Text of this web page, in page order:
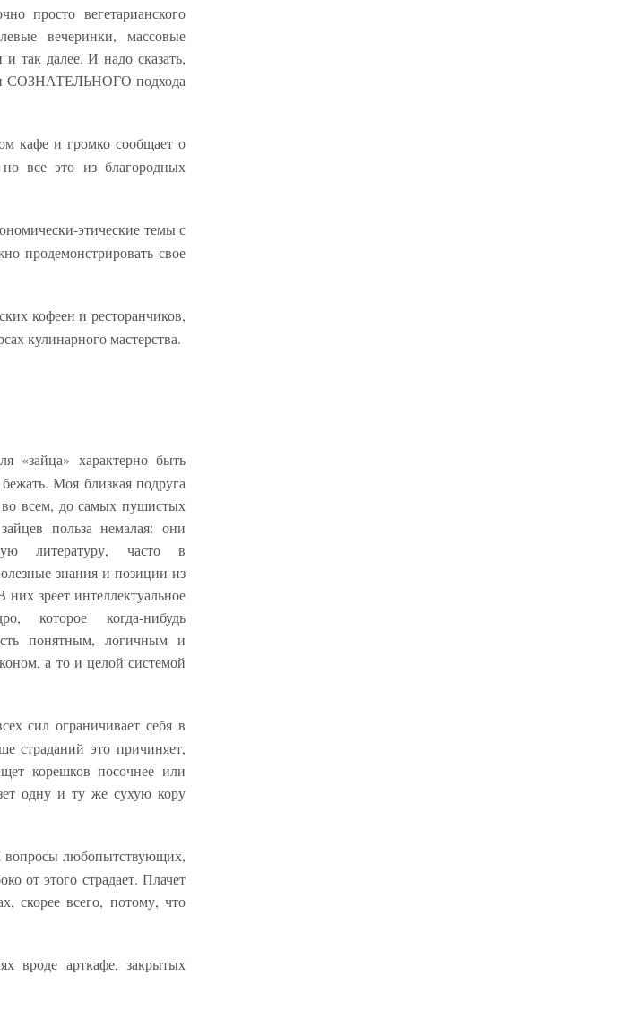
просто вегетарианского
вечеринки, массовые
так далее. И надо сказать,
СОЗНАТЕЛЬНОГО подхода
кафе и громко сообщает о
все это из благородных
этические темы с
продемонстрировать свое
кофеен и ресторанчиков,
кулинарного мастерства.
«зайца» характерно быть
Моя близкая подруга
всем, до самых пушистых
польза немалая: они
литературу, часто в
знания и позиции из
зреет интеллектуальное
которое когда-нибудь
понятным, логичным и
а то и целой системой
сил ограничивает себя в
страданий это причиняет,
корешков посочнее или
одну и ту же сухую кору
вопросы любопытствующих,
от этого страдает. Плачет
скорее всего, потому, что
вроде арткафе, закрытых